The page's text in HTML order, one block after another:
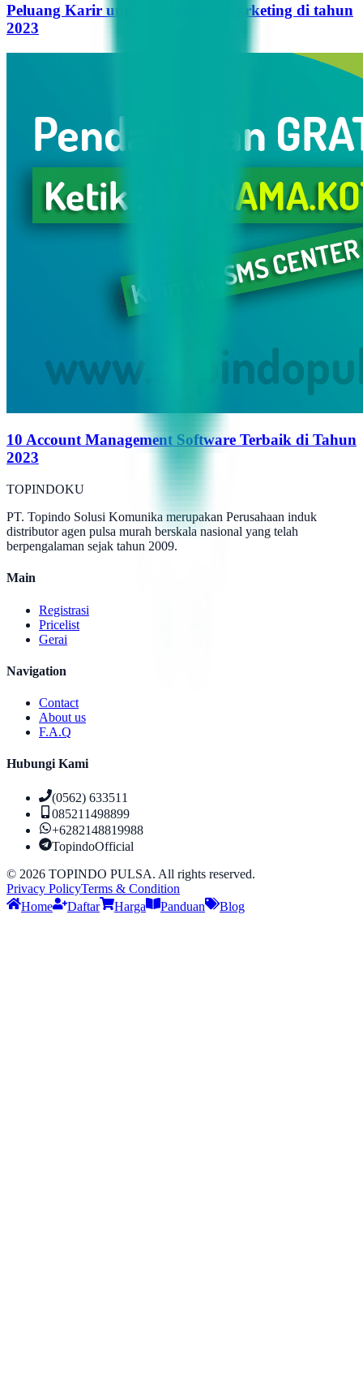
Peluang Karir untuk Influencer Marketing di tahun
2023
10 Account Management Software Terbaik di Tahun
2023
TOPINDOKU
PT. Topindo Solusi Komunika merupakan Perusahaan induk
distributor agen pulsa murah berskala nasional yang telah
berpengalaman sejak tahun 2009.
Main
Registrasi
Pricelist
Gerai
Navigation
Contact
About us
F.A.Q
Hubungi Kami
(0562) 633511
085211498899
+6282148819988
TopindoOfficial
© 2026 TOPINDO PULSA. All rights reserved.
Privacy PolicyTerms & Condition
Home
Daftar Harga Panduan Blog